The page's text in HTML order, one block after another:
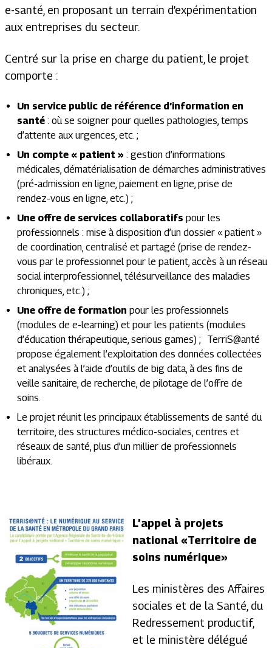
e-santé, en proposant un terrain d’expérimentation
aux entreprises du secteur.
Centré sur la prise en charge du patient, le projet
comporte :
Un service public de référence d’information en
santé : où se soigner pour quelles pathologies, temps
d’attente aux urgences, etc. ;
Un compte « patient » : gestion d’informations
médicales, dématérialisation de démarches administratives
(pré-admission en ligne, paiement en ligne, prise de
rendez-vous en ligne, etc.) ;
Une offre de services collaboratifs pour les
professionnels : mise à disposition d’un dossier « patient »
de coordination, centralisé et partagé (prise de rendez-
vous par le professionnel pour le patient, accès à un réseau
social interprofessionnel, télésurveillance des maladies
chroniques, etc.) ;
Une offre de formation pour les professionnels
(modules de e-learning) et pour les patients (modules
d’éducation thérapeutique, serious games) ; TerriS@anté
propose également l’exploitation des données collectées
et analysées à l’aide d’outils de big data, à des fins de
veille sanitaire, de recherche, de pilotage de l’offre de
soins.
Le projet réunit les principaux établissements de santé du
territoire, des structures médico-sociales, centres et
réseaux de santé, plus d’un millier de professionnels
libéraux.
L’appel à projets
national «Territoire de
soins numérique»
Les ministères des Affaires
sociales et de la Santé, du
Redressement productif,
et le ministère délégué